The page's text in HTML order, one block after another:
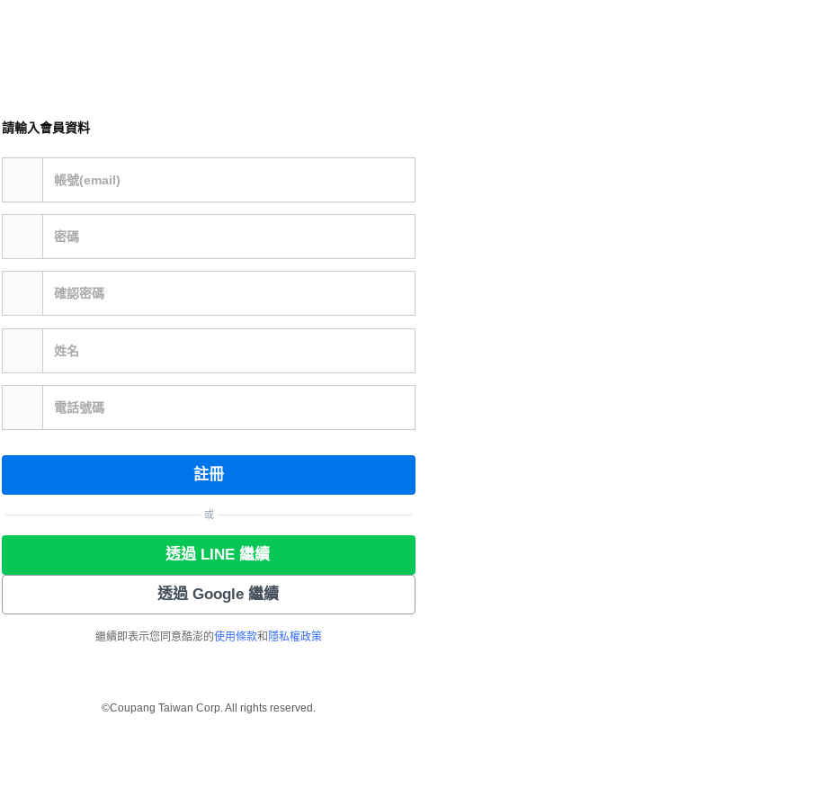
請輸入會員資料
帳號(email)
密碼
確認密碼
姓名
電話號碼
註冊
或
透過 LINE 繼續
透過 Google 繼續
繼續即表示您同意酷澎的使用條款和 隱私權政策
©Coupang Taiwan Corp. All rights reserved.